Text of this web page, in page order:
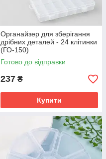
Органайзер для зберігання
дрібних деталей - 24 клітинки
(ГО-150)
Готово до відправки
237 ₴
Купити